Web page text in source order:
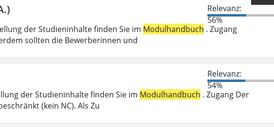
Relevanz:
56%
der Studieninhalte finden Sie im Modulhandbuch . Zugang
sollten die Bewerberinnen und
Relevanz:
54%
der Studieninhalte finden Sie im Modulhandbuch . Zugang Der
(kein NC). Als Zu